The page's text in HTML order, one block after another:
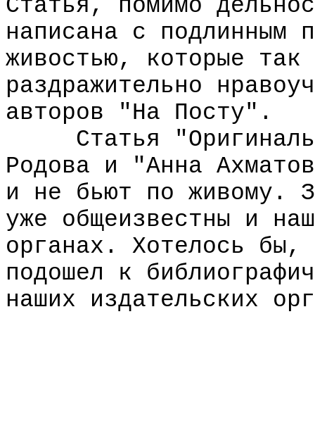
Статья, помимо
написана с подлинным
живостью, которые так
раздражительно
авторов "На Посту".
Статья
Родова и "Анна
и не бьют по живому.
уже общеизвестны и
органах. Хотелось
подошел к
наших издательских